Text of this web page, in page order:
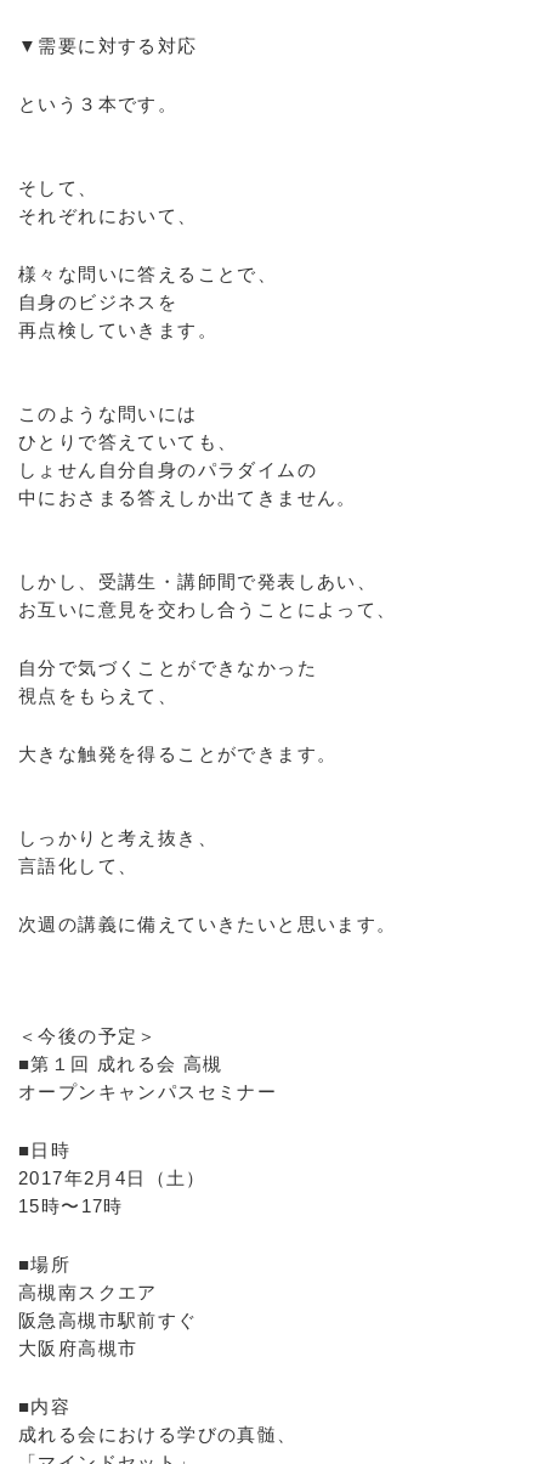
▼需要に対する対応
という３本です。
そして、
それぞれにおいて、
様々な問いに答えることで、
自身のビジネスを
再点検していきます。
このような問いには
ひとりで答えていても、
しょせん自分自身のパラダイムの
中におさまる答えしか出てきません。
しかし、受講生・講師間で発表しあい、
お互いに意見を交わし合うことによって、
自分で気づくことができなかった
視点をもらえて、
大きな触発を得ることができます。
しっかりと考え抜き、
言語化して、
次週の講義に備えていきたいと思います。
＜今後の予定＞
■第１回 成れる会 高槻
オープンキャンパスセミナー
■日時
2017年2月4日（土）
15時〜17時
■場所
高槻南スクエア
阪急高槻市駅前すぐ
大阪府高槻市
■内容
成れる会における学びの真髄、